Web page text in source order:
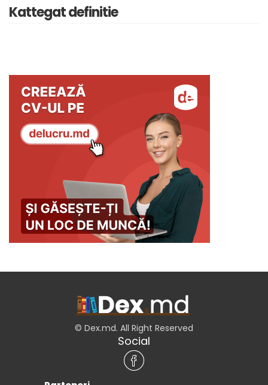
Kattegat definitie
© Dex.md. All Right Reserved
Social